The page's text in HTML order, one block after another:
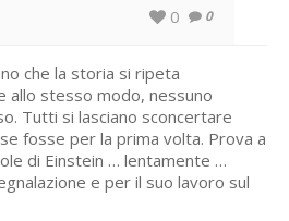
0
0
che la storia si ripeta
allo stesso modo, nessuno
Tutti si lasciano sconcertare
fosse per la prima volta. Prova a
di Einstein … lentamente …
e per il suo lavoro sul